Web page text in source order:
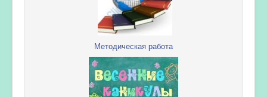
Методическая работа